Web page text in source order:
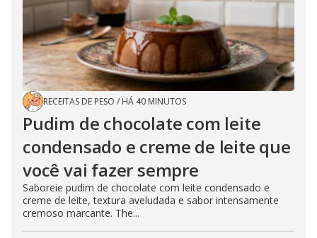
RECEITAS DE PESO / HÁ 40 MINUTOS
Pudim de chocolate com leite
condensado e creme de leite que
você vai fazer sempre
Saboreie pudim de chocolate com leite condensado e
creme de leite, textura aveludada e sabor intensamente
cremoso marcante. The...